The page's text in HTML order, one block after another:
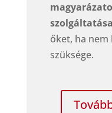
őket, ha nem
szüksége.